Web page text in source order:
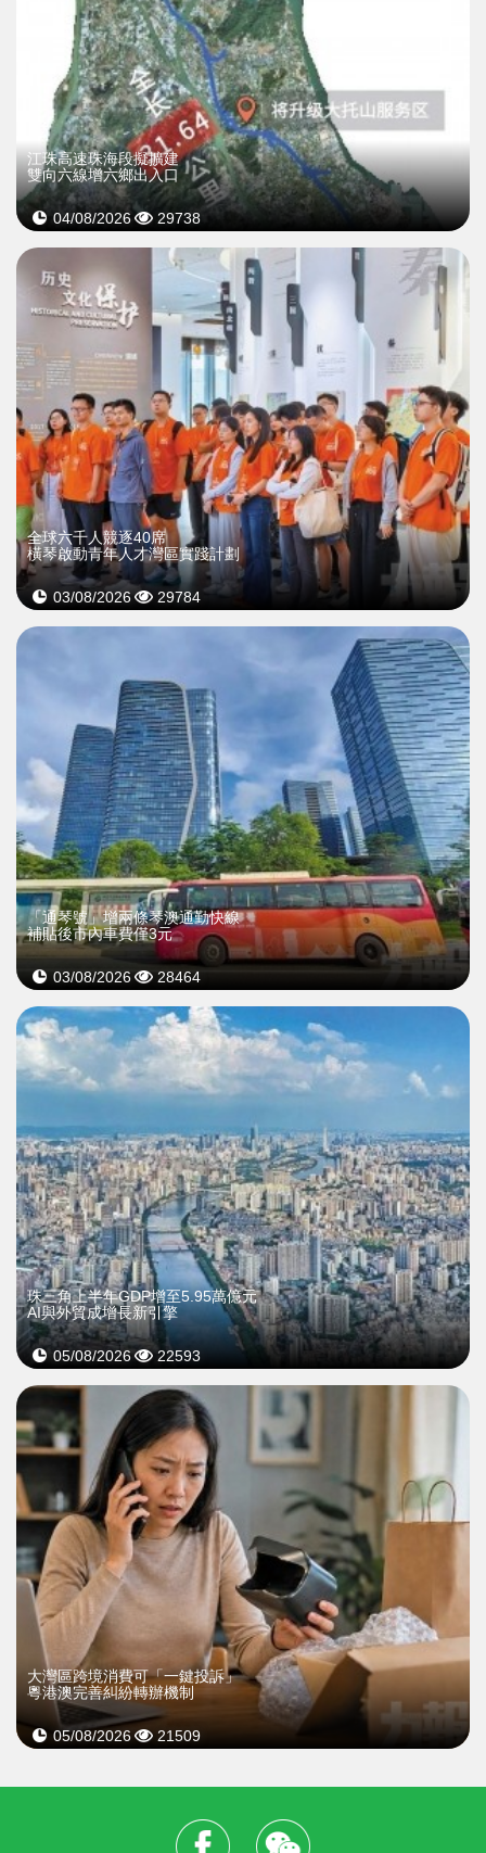
江珠高速珠海段擬擴建
雙向六線增六鄉出入口
04/08/2026 29738
全球六千人競逐40席
橫琴啟動青年人才灣區實踐計劃
03/08/2026 29784
「通琴號」增兩條琴澳通勤快線
補貼後市內車費僅3元
03/08/2026 28464
珠三角上半年GDP增至5.95萬億元
AI與外貿成增長新引擎
05/08/2026 22593
大灣區跨境消費可「一鍵投訴」
粵港澳完善糾紛轉辦機制
05/08/2026 21509